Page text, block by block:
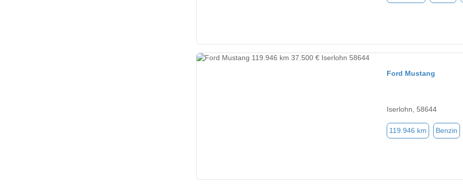
Ford Mustang
Iserlohn, 58644
119.946 km Benzin